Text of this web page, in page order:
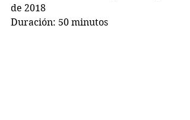
de 2018
Duración: 50 minutos